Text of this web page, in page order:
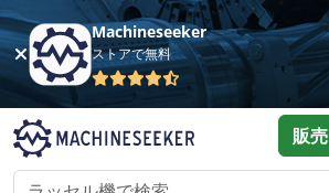
Machineseeker
ストアで無料
販売